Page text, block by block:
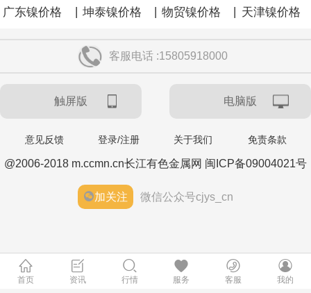
广东镍价格 | 坤泰镍价格 | 物贸镍价格 | 天津镍价格
客服电话 :15805918000
触屏版 电脑版
意见反馈 登录/注册 关于我们 免责条款
@2006-2018 m.ccmn.cn长江有色金属网 闽ICP备09004021号
加关注 微信公众号cjys_cn
首页 资讯 行情 服务 客服 我的